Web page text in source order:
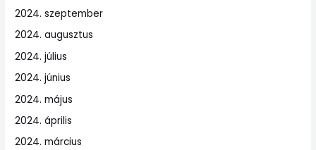
2024. szeptember
2024. augusztus
2024. július
2024. június
2024. május
2024. április
2024. március